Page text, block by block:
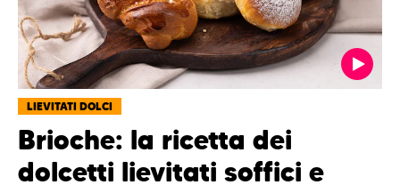
LIEVITATI DOLCI
Brioche: la ricetta dei
dolcetti lievitati soffici e